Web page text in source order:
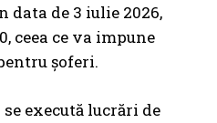
de 3 iulie 2026,
ceea ce va impune
șoferi.
execută lucrări de